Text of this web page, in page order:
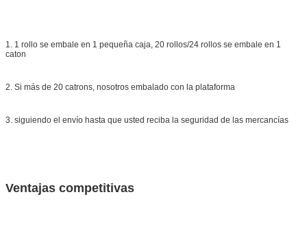
1. 1 rollo se embale en 1 pequeña caja, 20 rollos/24 rollos se embale en 1
caton
2. Si más de 20 catrons, nosotros embalado con la plataforma
3. siguiendo el envío hasta que usted reciba la seguridad de las mercancías
Ventajas competitivas